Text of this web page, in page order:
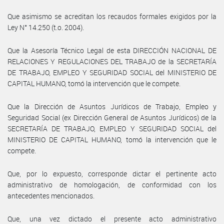
Que asimismo se acreditan los recaudos formales exigidos por la
Ley N° 14.250 (t.o. 2004).
Que la Asesoría Técnico Legal de esta DIRECCIÓN NACIONAL DE
RELACIONES Y REGULACIONES DEL TRABAJO de la SECRETARÍA
DE TRABAJO, EMPLEO Y SEGURIDAD SOCIAL del MINISTERIO DE
CAPITAL HUMANO, tomó la intervención que le compete.
Que la Dirección de Asuntos Jurídicos de Trabajo, Empleo y
Seguridad Social (ex Dirección General de Asuntos Jurídicos) de la
SECRETARÍA DE TRABAJO, EMPLEO Y SEGURIDAD SOCIAL del
MINISTERIO DE CAPITAL HUMANO, tomó la intervención que le
compete.
Que, por lo expuesto, corresponde dictar el pertinente acto
administrativo de homologación, de conformidad con los
antecedentes mencionados.
Que, una vez dictado el presente acto administrativo